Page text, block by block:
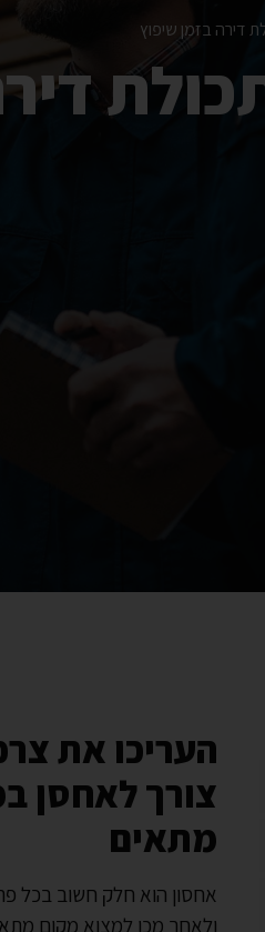
דירה בזמן שיפוץ
העריכו את
צורך לאחסן
מתאים
אחסון הוא חלק חשוב בכל
ולאחר מכן למצוא מקום